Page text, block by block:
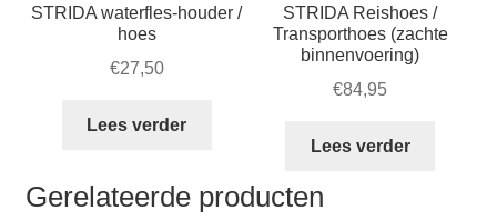
STRIDA waterfles-houder /
hoes
€27,50
Lees verder
STRIDA Reishoes /
Transporthoes (zachte
binnenvoering)
€84,95
Lees verder
Gerelateerde producten